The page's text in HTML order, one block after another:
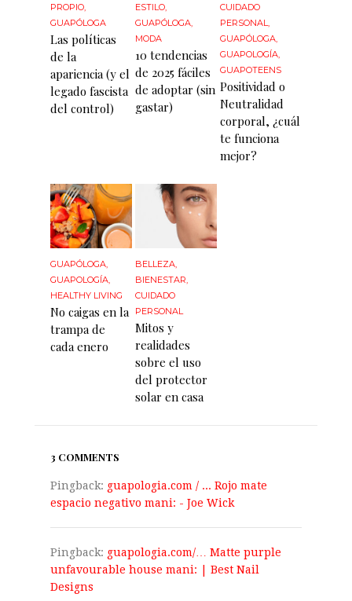
PROPIO,
GUAPÓLOGA
Las políticas
de la
apariencia (y el
legado fascista
del control)
ESTILO
GUAPÓLOGA
MODA
10 tendencias
de 2025 fáciles
de adoptar (sin
gastar)
CUIDADO
PERSONAL
GUAPÓLOGA
GUAPOLOGÍA
GUAPOTEENS
Positividad o
Neutralidad
corporal, ¿cuál
te funciona
mejor?
GUAPÓLOGA,
GUAPOLOGÍA,
HEALTHY LIVING
No caigas en la
trampa de
cada enero
BELLEZA,
BIENESTAR,
CUIDADO
PERSONAL
Mitos y
realidades
sobre el uso
del protector
solar en casa
3 COMMENTS
Pingback: guapologia.com / ... Rojo mate
espacio negativo mani: - Joe Wick
Pingback: guapologia.com/… Matte purple
unfavourable house mani: | Best Nail
Designs